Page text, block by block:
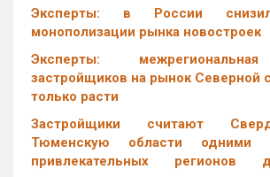
Эксперты: в России
монополизации рынка новостроек
Эксперты:
застройщиков на рынок Северной
только расти
Застройщики считают
Тюменскую области одними
привлекательных регионов